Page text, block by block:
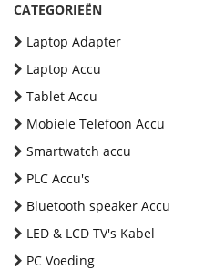
CATEGORIEËN
Laptop Adapter
Laptop Accu
Tablet Accu
Mobiele Telefoon Accu
Smartwatch accu
PLC Accu's
Bluetooth speaker Accu
LED & LCD TV's Kabel
PC Voeding